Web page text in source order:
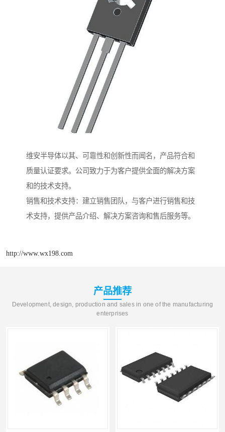
维安半导体以其、可靠性和创新性而闻名，产品符合和
质量认证要求。公司致力于为客户提供全面的解决方案
和的技术支持。
销售和技术支持：建立销售团队，与客户进行销售和技
术支持，提供产品介绍、解决方案咨询和售后服务等。
http://www.wx198.com
产品推荐
Development, design, production and sales in one of the manufacturing
enterprises